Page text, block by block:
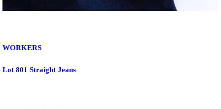
WORKERS
Lot 801 Straight Jeans